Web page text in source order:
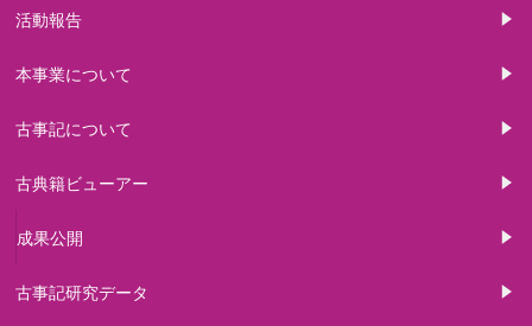
活動報告
本事業について
古事記について
古典籍ビューアー
成果公開
古事記研究データ